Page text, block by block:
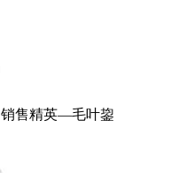
销售精英—毛叶鋆